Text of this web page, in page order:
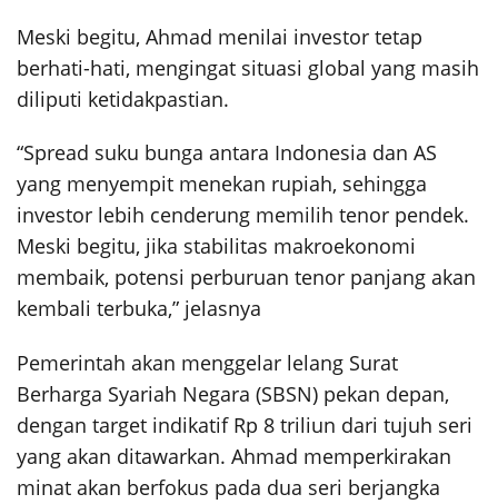
Meski begitu, Ahmad menilai investor tetap
berhati-hati, mengingat situasi global yang masih
diliputi ketidakpastian.
“Spread suku bunga antara Indonesia dan AS
yang menyempit menekan rupiah, sehingga
investor lebih cenderung memilih tenor pendek.
Meski begitu, jika stabilitas makroekonomi
membaik, potensi perburuan tenor panjang akan
kembali terbuka,” jelasnya
Pemerintah akan menggelar lelang Surat
Berharga Syariah Negara (SBSN) pekan depan,
dengan target indikatif Rp 8 triliun dari tujuh seri
yang akan ditawarkan. Ahmad memperkirakan
minat akan berfokus pada dua seri berjangka